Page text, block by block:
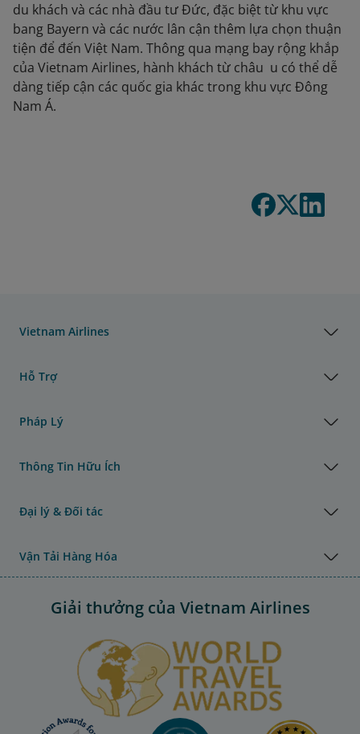
du khách và các nhà đầu tư Đức, đặc biệt từ khu vực
bang Bayern và các nước lân cận thêm lựa chọn thuận
tiện để đến Việt Nam. Thông qua mạng bay rộng khắp
của Vietnam Airlines, hành khách từ châu u có thể dễ
dàng tiếp cận các quốc gia khác trong khu vực Đông
Nam Á.
Vietnam Airlines
Hỗ Trợ
Pháp Lý
Thông Tin Hữu Ích
Đại lý & Đối tác
Vận Tải Hàng Hóa
Giải thưởng của Vietnam Airlines